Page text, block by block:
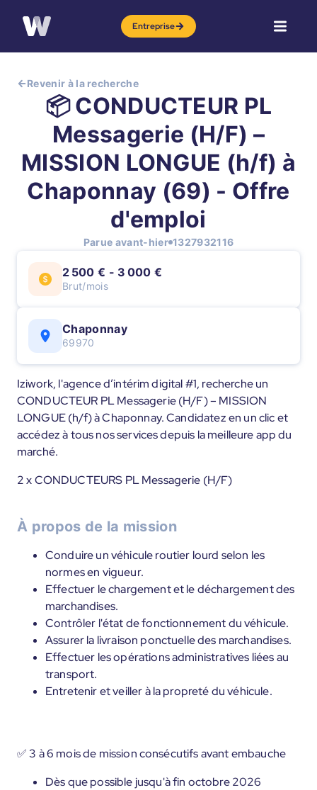
Entreprise
Revenir à la recherche
📦 CONDUCTEUR PL
Messagerie (H/F) –
MISSION LONGUE (h/f) à
Chaponnay (69) - Offre
d'emploi
Parue avant-hier 1327932116
2 500 € - 3 000 €
Brut/mois
Chaponnay
69970
Iziwork, l'agence d’intérim digital #1, recherche un
CONDUCTEUR PL Messagerie (H/F) – MISSION
LONGUE (h/f) à Chaponnay. Candidatez en un clic et
accédez à tous nos services depuis la meilleure app du
marché.
2 x CONDUCTEURS PL Messagerie (H/F)
À propos de la mission
Conduire un véhicule routier lourd selon les
normes en vigueur.
Effectuer le chargement et le déchargement des
marchandises.
Contrôler l'état de fonctionnement du véhicule.
Assurer la livraison ponctuelle des marchandises.
Effectuer les opérations administratives liées au
transport.
Entretenir et veiller à la propreté du véhicule.
✅ 3 à 6 mois de mission consécutifs avant embauche
Dès que possible jusqu'à fin octobre 2026